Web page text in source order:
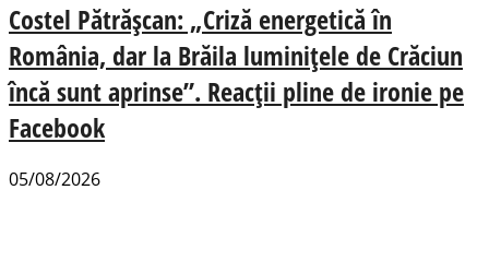
Costel Pătrășcan: „Criză energetică în
România, dar la Brăila luminițele de Crăciun
încă sunt aprinse”. Reacții pline de ironie pe
Facebook
05/08/2026